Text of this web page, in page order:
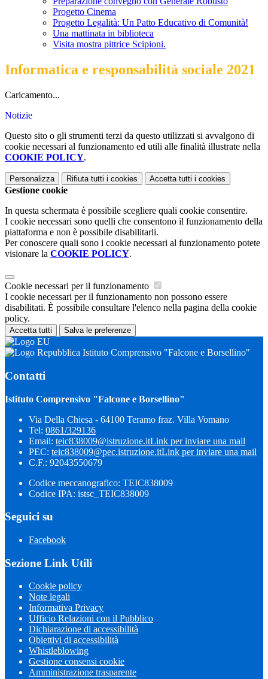
Progetto Cinema
Progetto Legalità: Un Patto Educativo di Comunità!
Una mattinata in biblioteca
Visita mostra pittrice Scipioni.
Informatica e responsabilità sociale 2021
Caricamento...
Notizie
Questo sito o gli strumenti terzi da questo utilizzati si avvalgono di
cookie necessari al funzionamento ed utili alle finalità illustrate nella
COOKIE POLICY.
Personalizza Rifiuta tutti i cookies Accetta tutti i cookies
Gestione cookie
In questa schermata è possibile scegliere quali cookie consentire.
I cookie necessari sono quelli che consentono il funzionamento della
piattaforma e non è possibile disabilitarli.
Per conoscere quali sono i cookie necessari al funzionamento potete
visionare la COOKIE POLICY.
Cookie necessari per il funzionamento
I cookie necessari per il funzionamento non possono essere
disabilitati. È possibile consultare l'elenco nella pagina della cookie
policy.
Accetta tutti Salva le preferenze
Istituto Comprensivo "Falcone e Borsellino"
Contatti
Istituto Comprensivo "Falcone e Borsellino"
Via Della Chiesa - 64100 Teramo fraz. Villa Vomano
Tel: 0861/329136
Email: teic838009@istruzione.itLink per inviare una mail
PEC: teic838009@pec.​istruzione.itLink per inviare una mail
C.F.: 92043550679
Codice meccanografico: TEIC838009
Codice IPA: istsc_TEIC838009
Seguici su
Facebook
Sezione Link Utili
Cookie policy
Note legali
Informativa Privacy
Ufficio Relazioni con il Pubblico
Dichiarazione di accessibilità
Obiettivi di accessibilità
Whistleblowing
Gestione consensi cookie
Amministrazione trasparente